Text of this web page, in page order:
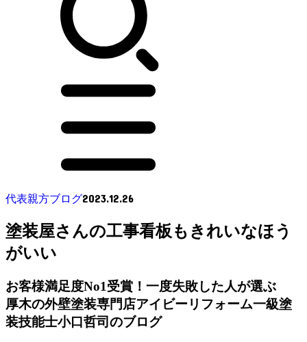
代表親方ブログ2023.12.26
塗装屋さんの工事看板もきれいなほう
がいい
お客様満足度No1受賞！一度失敗した人が選ぶ
厚木の外壁塗装専門店アイビーリフォーム一級塗
装技能士小口哲司のブログ